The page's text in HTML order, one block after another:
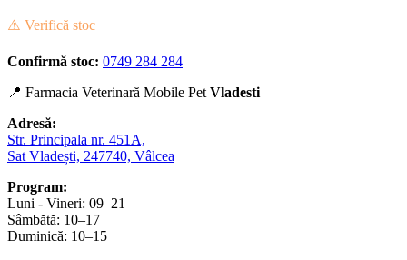
⚠️ Verifică stoc
Confirmă stoc: 0749 284 284
📍 Farmacia Veterinară Mobile Pet Vladesti
Adresă:
Str. Principala nr. 451A,
Sat Vladești, 247740, Vâlcea
Program:
Luni - Vineri: 09–21
Sâmbătă: 10–17
Duminică: 10–15